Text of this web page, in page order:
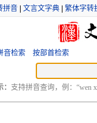
拼音 文言文字典 繁体字转
音检索 按部首检索
支持拼音查询，例：“wen